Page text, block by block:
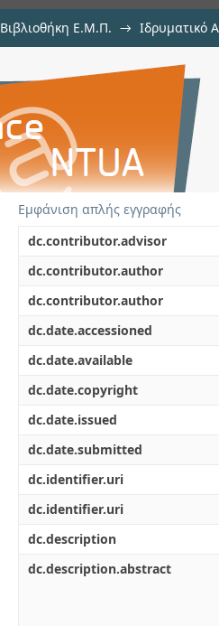
Ε.Μ.Π. → Ιδρυματικό
σφιγκτήρα
Εμφάνιση απλής εγγραφής
dc.contributor.advisor
dc.contributor.author
dc.contributor.author
dc.date.accessioned
dc.date.available
dc.date.copyright
dc.date.issued
dc.date.submitted
dc.identifier.uri
dc.identifier.uri
dc.description
dc.description.abstract